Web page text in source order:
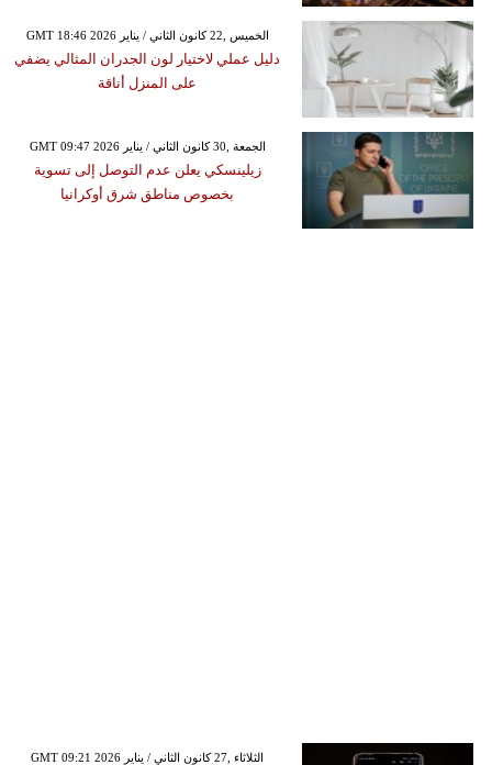
GMT 18:46 2026 الخميس ,22 كانون الثاني / يناير
دليل عملي لاختيار لون الجدران المثالي يضفي
على المنزل أناقة
GMT 09:47 2026 الجمعة ,30 كانون الثاني / يناير
زيلينسكي يعلن عدم التوصل إلى تسوية
بخصوص مناطق شرق أوكرانيا
GMT 09:21 2026 الثلاثاء ,27 كانون الثاني / يناير